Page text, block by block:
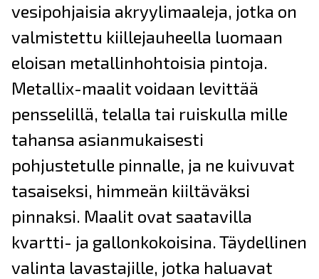
vesipohjaisia akryylimaaleja, jotka on
valmistettu kiillejauheella luomaan
eloisan metallinhohtoisia pintoja.
Metallix-maalit voidaan levittää
pensselillä, telalla tai ruiskulla mille
tahansa asianmukaisesti
pohjustetulle pinnalle, ja ne kuivuvat
tasaiseksi, himmeän kiiltäväksi
pinnaksi. Maalit ovat saatavilla
kvartti- ja gallonkokoisina. Täydellinen
valinta lavastajille, jotka haluavat